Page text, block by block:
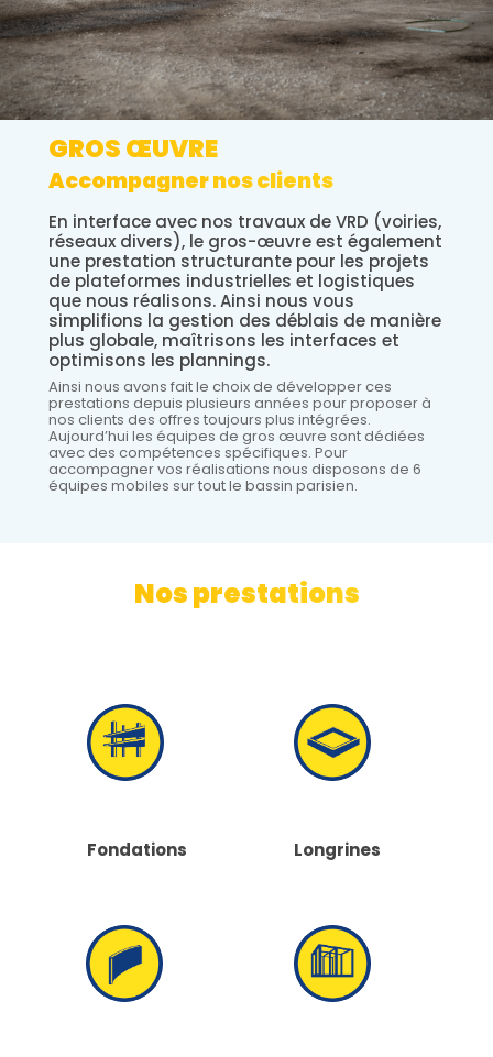
GROS ŒUVRE
Accompagner nos clients
En interface avec nos travaux de VRD (voiries,
réseaux divers), le gros-œuvre est également
une prestation structurante pour les projets
de plateformes industrielles et logistiques
que nous réalisons. Ainsi nous vous
simplifions la gestion des déblais de manière
plus globale, maîtrisons les interfaces et
optimisons les plannings.
Ainsi nous avons fait le choix de développer ces
prestations depuis plusieurs années pour proposer à
nos clients des offres toujours plus intégrées.
Aujourd’hui les équipes de gros œuvre sont dédiées
avec des compétences spécifiques. Pour
accompagner vos réalisations nous disposons de 6
équipes mobiles sur tout le bassin parisien.
Nos prestations
Fondations Longrines